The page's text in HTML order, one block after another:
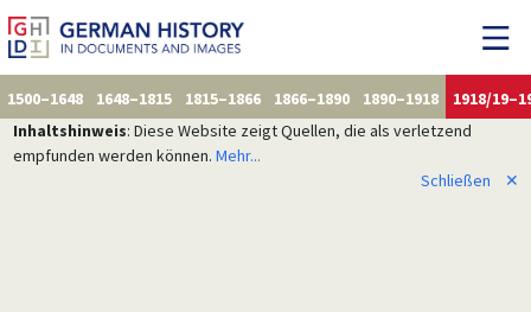
1500–1648 1648–1815 1815–1866 1866–1890 1890–1918
1918/
Inhaltshinweis: Diese Website zeigt Quellen, die als verletzend
empfunden werden können. Mehr...
Schließen
✕